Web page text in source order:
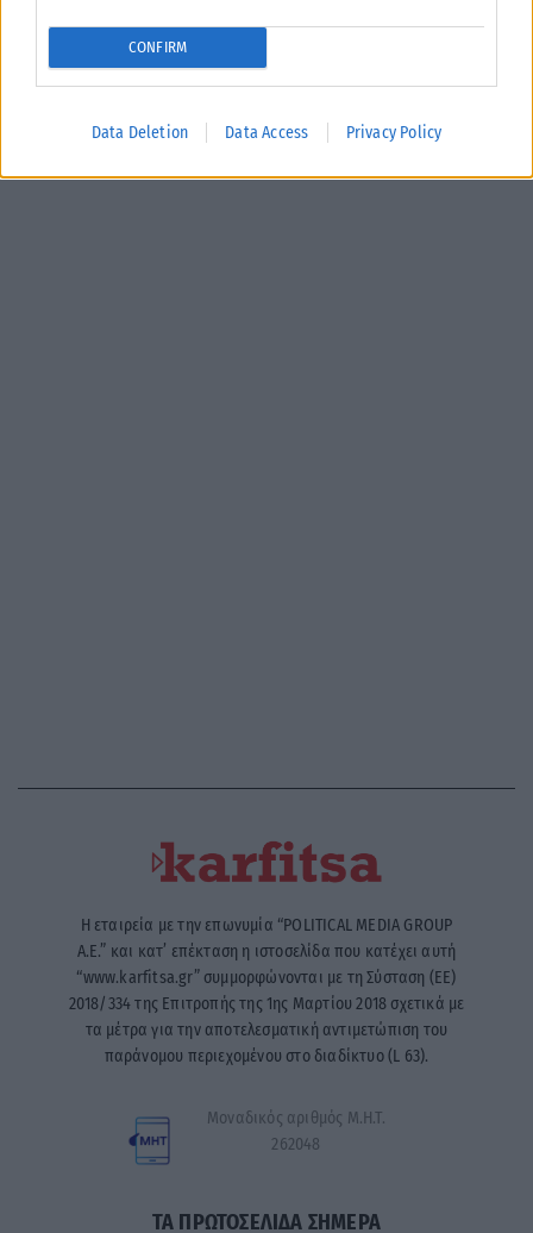
CONFIRM
Data Deletion Data Access Privacy Policy
Η εταιρεία με την επωνυμία “POLITICAL MEDIA GROUP
A.E.” και κατ’ επέκταση η ιστοσελίδα που κατέχει αυτή
“www.karfitsa.gr” συμμορφώνονται με τη Σύσταση (ΕΕ)
2018/334 της Επιτροπής της 1ης Μαρτίου 2018 σχετικά με
τα μέτρα για την αποτελεσματική αντιμετώπιση του
παράνομου περιεχομένου στο διαδίκτυο (L 63).
Μοναδικός αριθμός Μ.Η.Τ.
262048
ΤΑ ΠΡΩΤΟΣΕΛΙΔΑ ΣΗΜΕΡΑ